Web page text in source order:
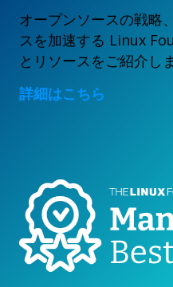
オープンソースの戦略
スを加速する Linux
とリソースをご紹介しま
詳細はこちら